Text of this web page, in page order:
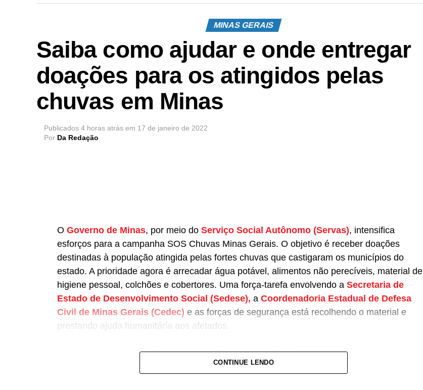
MINAS GERAIS
Saiba como ajudar e onde entregar
doações para os atingidos pelas
chuvas em Minas
Publicados 4 horas atrás em 17 de janeiro de 2022
Por Da Redação
O Governo de Minas, por meio do Serviço Social Autônomo (Servas), intensifica
esforços para a campanha SOS Chuvas Minas Gerais. O objetivo é receber doações
destinadas à população atingida pelas fortes chuvas que castigaram os municípios do
estado. A prioridade agora é arrecadar água potável, alimentos não perecíveis, material de
higiene pessoal, colchões e cobertores. Uma força-tarefa envolvendo a Secretaria de
Estado de Desenvolvimento Social (Sedese), a Coordenadoria Estadual de Defesa
Civil de Minas Gerais (Cedec) e as forças de segurança está recolhendo o material e
prestando ajuda humanitária aos afetados.
Desde o início do período chuvoso em Minas, em outubro de 2021, 25 pessoas morreram,
47.911 ficaram desalojadas e 7.336 desabrigadas (dados atualizados em 17/1
informações foram divulgadas pela Cedec. Até o momento, 377 cidades estão em situação
CONTINUE LENDO